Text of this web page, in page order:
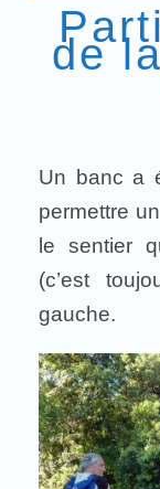
de
Un banc a
permettre
le sentier
(c’est
gauche.